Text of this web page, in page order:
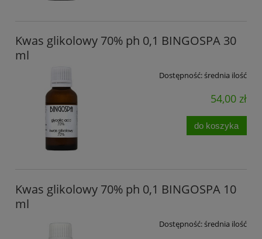
Kwas glikolowy 70% ph 0,1 BINGOSPA 30
ml
Dostępność:średnia ilość
54,00 zł
do koszyka
Kwas glikolowy 70% ph 0,1 BINGOSPA 10
ml
Dostępność:średnia ilość